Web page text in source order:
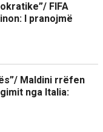
FIFA
I pranojmë
Maldini rrëfen
nga Italia: